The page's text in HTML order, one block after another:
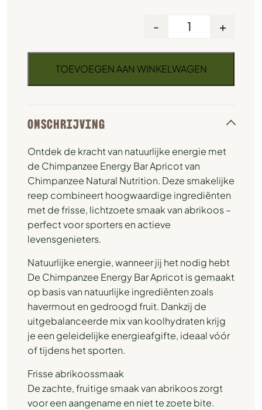
- +
TOEVOEGEN AAN WINKELWAGEN
OMSCHRIJVING
Ontdek de kracht van natuurlijke energie met
de Chimpanzee Energy Bar Apricot van
Chimpanzee Natural Nutrition. Deze smakelijke
reep combineert hoogwaardige ingrediënten
met de frisse, lichtzoete smaak van abrikoos –
perfect voor sporters en actieve
levensgenieters.
Natuurlijke energie, wanneer jij het nodig hebt
De Chimpanzee Energy Bar Apricot is gemaakt
op basis van natuurlijke ingrediënten zoals
havermout en gedroogd fruit. Dankzij de
uitgebalanceerde mix van koolhydraten krijg
je een geleidelijke energieafgifte, ideaal vóór
of tijdens het sporten.
Frisse abrikoossmaak
De zachte, fruitige smaak van abrikoos zorgt
voor een aangename en niet te zoete bite.